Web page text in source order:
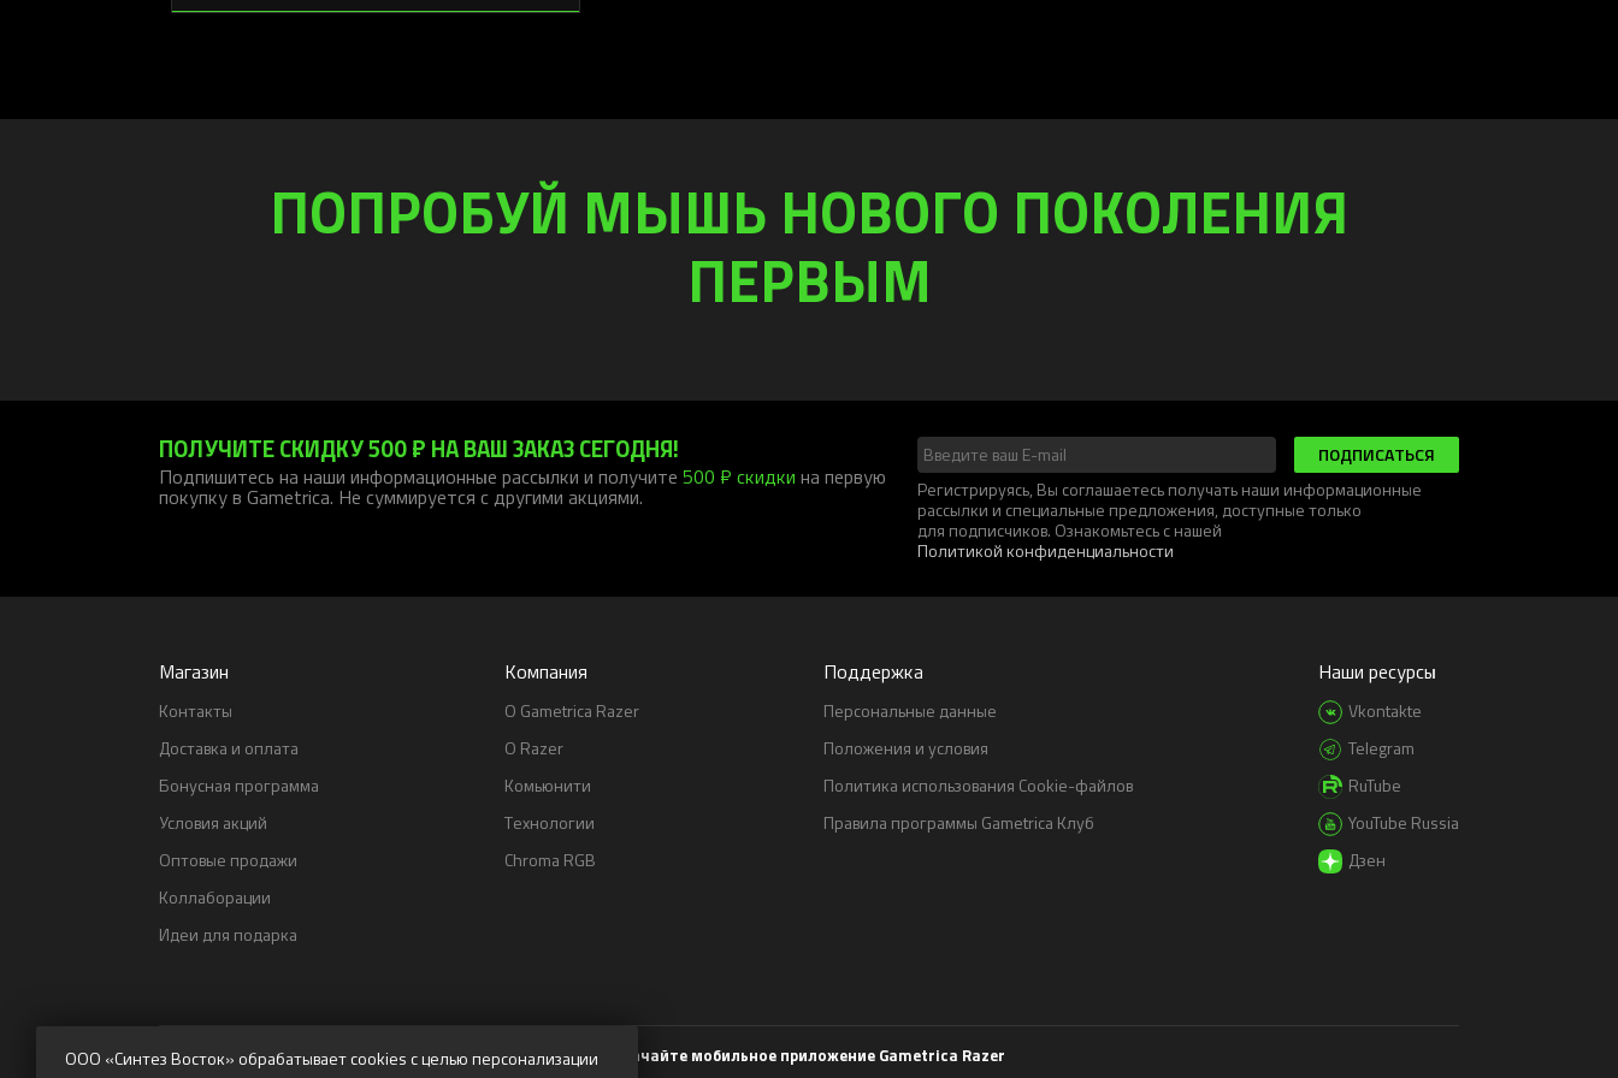
ПОПРОБУЙ МЫШЬ НОВОГО ПОКОЛЕНИЯ
ПЕРВЫМ
ПОЛУЧИТЕ СКИДКУ 500 ₽ НА ВАШ ЗАКАЗ СЕГОДНЯ!
Подпишитесь на наши информационные рассылки и получите 500 ₽ скидки на первую
покупку в Gametrica. Не суммируется с другими акциями.
ПОДПИСАТЬСЯ
Регистрируясь, Вы соглашаетесь получать наши информационные
рассылки и специальные предложения, доступные только
для подписчиков. Ознакомьтесь с нашей
Политикой конфиденциальности
Магазин
Контакты
Доставка и оплата
Бонусная программа
Условия акций
Оптовые продажи
Коллаборации
Идеи для подарка
Компания
О Gametrica Razer
О Razer
Комьюнити
Технологии
Chroma RGB
Поддержка
Персональные данные
Положения и условия
Политика использования Cookie-файлов
Правила программы Gametrica Клуб
Наши ресурсы
Vkontakte
Telegram
RuTube
YouTube Russia
Дзен
Скачайте мобильное приложение Gametrica Razer
ООО «Синтез Восток» обрабатывает cookies с целью персонализации